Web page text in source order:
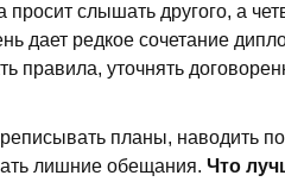
слышать другого, а
дает редкое сочетание
правила, уточнять
планы, наводить
лишние обещания. Что